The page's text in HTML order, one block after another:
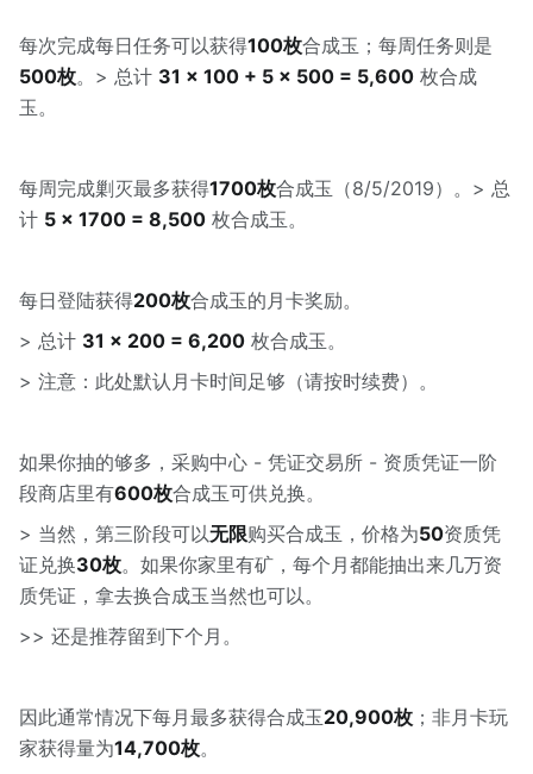
每次完成每日任务可以获得100枚合成玉；每周任务则是
500枚。> 总计 31 × 100 + 5 × 500 = 5,600 枚合成
玉。
每周完成剿灭最多获得1700枚合成玉（8/5/2019）。> 总
计 5 × 1700 = 8,500 枚合成玉。
每日登陆获得200枚合成玉的月卡奖励。
> 总计 31 × 200 = 6,200 枚合成玉。
> 注意：此处默认月卡时间足够（请按时续费）。
如果你抽的够多，采购中心 - 凭证交易所 - 资质凭证一阶
段商店里有600枚合成玉可供兑换。
> 当然，第三阶段可以无限购买合成玉，价格为50资质凭
证兑换30枚。如果你家里有矿，每个月都能抽出来几万资
质凭证，拿去换合成玉当然也可以。
>> 还是推荐留到下个月。
因此通常情况下每月最多获得合成玉20,900枚 ；非月卡玩
家获得量为14,700枚。